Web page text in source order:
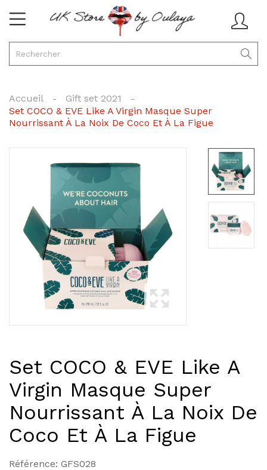
Accueil
Gift set 2021
Set COCO & EVE Like A Virgin Masque Super
Nourrissant À La Noix De Coco Et À La Figue
Set COCO & EVE Like A
Virgin Masque Super
Nourrissant À La Noix De
Coco Et À La Figue
Référence: GFS028